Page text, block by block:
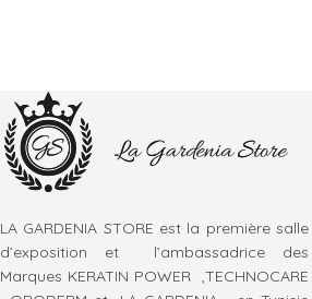
LA GARDENIA STORE est la première salle
d’exposition et l’ambassadrice des
Marques KERATIN POWER ,TECHNOCARE